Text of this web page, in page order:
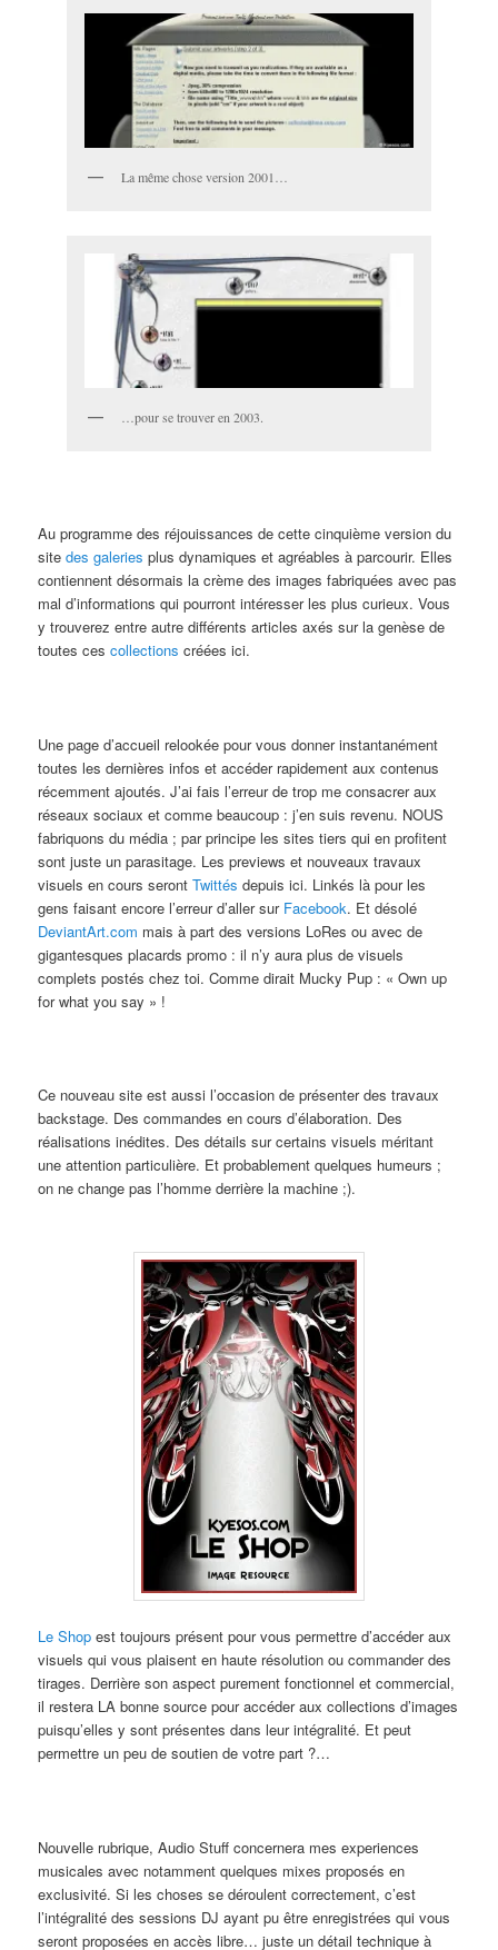
La même chose version 2001…
…pour se trouver en 2003.
Au programme des réjouissances de cette cinquième version du
sitedes galeries plus dynamiques et agréables à parcourir. Elles
contiennent désormais la crème des images fabriquées avec pas
mal d’informations qui pourront intéresser les plus curieux. Vous
y trouverez entre autre différents articles axés sur la genèse de
toutes cescollections créées ici.
Une page d’accueil relookée pour vous donner instantanément
toutes les dernières infos et accéder rapidement aux contenus
récemment ajoutés. J’ai fais l’erreur de trop me consacrer aux
réseaux sociaux et comme beaucoup : j’en suis revenu. NOUS
fabriquons du média ; par principe les sites tiers qui en profitent
sont juste un parasitage. Les previews et nouveaux travaux
visuels en cours serontTwittés depuis ici. Linkés là pour les
gens faisant encore l’erreur d’aller sur Facebook. Et désolé
DeviantArt.com mais à part des versions LoRes ou avec de
gigantesques placards promo : il n’y aura plus de visuels
complets postés chez toi. Comme dirait Mucky Pup : « Own up
for what you say » !
Ce nouveau site est aussi l’occasion de présenter des travaux
backstage. Des commandes en cours d’élaboration. Des
réalisations inédites. Des détails sur certains visuels méritant
une attention particulière. Et probablement quelques humeurs ;
on ne change pas l’homme derrière la machine ;).
Le Shop est toujours présent pour vous permettre d’accéder aux
visuels qui vous plaisent en haute résolution ou commander des
tirages. Derrière son aspect purement fonctionnel et commercial,
il restera LA bonne source pour accéder aux collections d’images
puisqu’elles y sont présentes dans leur intégralité. Et peut
permettre un peu de soutien de votre part ?…
Nouvelle rubrique, Audio Stuff concernera mes experiences
musicales avec notamment quelques mixes proposés en
exclusivité. Si les choses se déroulent correctement, c’est
l’intégralité des sessions DJ ayant pu être enregistrées qui vous
seront proposées en accès libre… juste un détail technique à